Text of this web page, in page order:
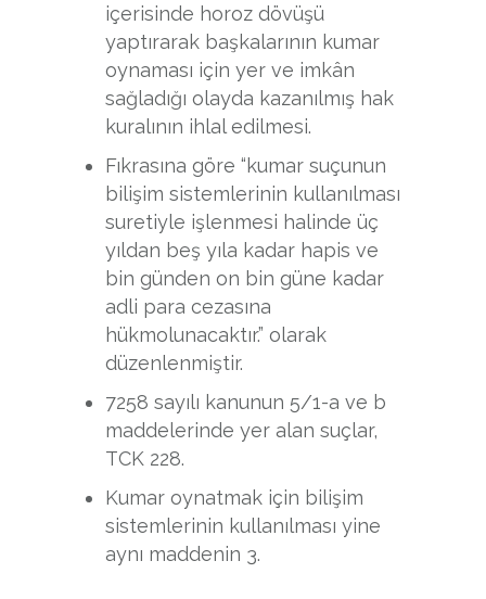
içerisinde horoz dövüşü
yaptırarak başkalarının kumar
oynaması için yer ve imkân
sağladığı olayda kazanılmış hak
kuralının ihlal edilmesi.
Fıkrasına göre “kumar suçunun
bilişim sistemlerinin kullanılması
suretiyle işlenmesi halinde üç
yıldan beş yıla kadar hapis ve
bin günden on bin güne kadar
adli para cezasına
hükmolunacaktır.” olarak
düzenlenmiştir.
7258 sayılı kanunun 5/1-a ve b
maddelerinde yer alan suçlar,
TCK 228.
Kumar oynatmak için bilişim
sistemlerinin kullanılması yine
aynı maddenin 3.